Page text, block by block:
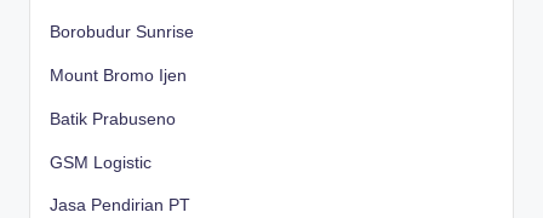
Borobudur Sunrise
Mount Bromo Ijen
Batik Prabuseno
GSM Logistic
Jasa Pendirian PT